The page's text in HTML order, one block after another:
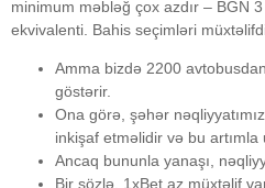
minimum məbləğ çox azdır – BGN
ekvivalenti. Bahis seçimləri
Amma bizdə 2200
göstərir.
Ona görə, şəhər
inkişaf etməlidir və bu artımla
Ancaq bununla yanaşı,
Bir sözlə, 1xBet az müxtəlif